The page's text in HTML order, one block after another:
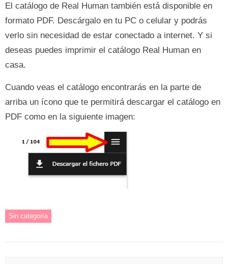
El catálogo de Real Human también está disponible en
formato PDF. Descárgalo en tu PC o celular y podrás
verlo sin necesidad de estar conectado a internet. Y si
deseas puedes imprimir el catálogo Real Human en
casa.
Cuando veas el catálogo encontrarás en la parte de
arriba un ícono que te permitirá descargar el catálogo en
PDF como en la siguiente imagen:
Sin categoría